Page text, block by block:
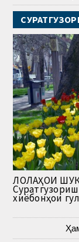
ЛОЛАҲОИ
хиёбонҳои